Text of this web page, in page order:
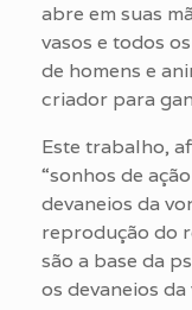
abre em suas
vasos e todos
de homens e
criador para
Este trabalho,
“sonhos de
devaneios da
reprodução do
são a base da
os devaneios da